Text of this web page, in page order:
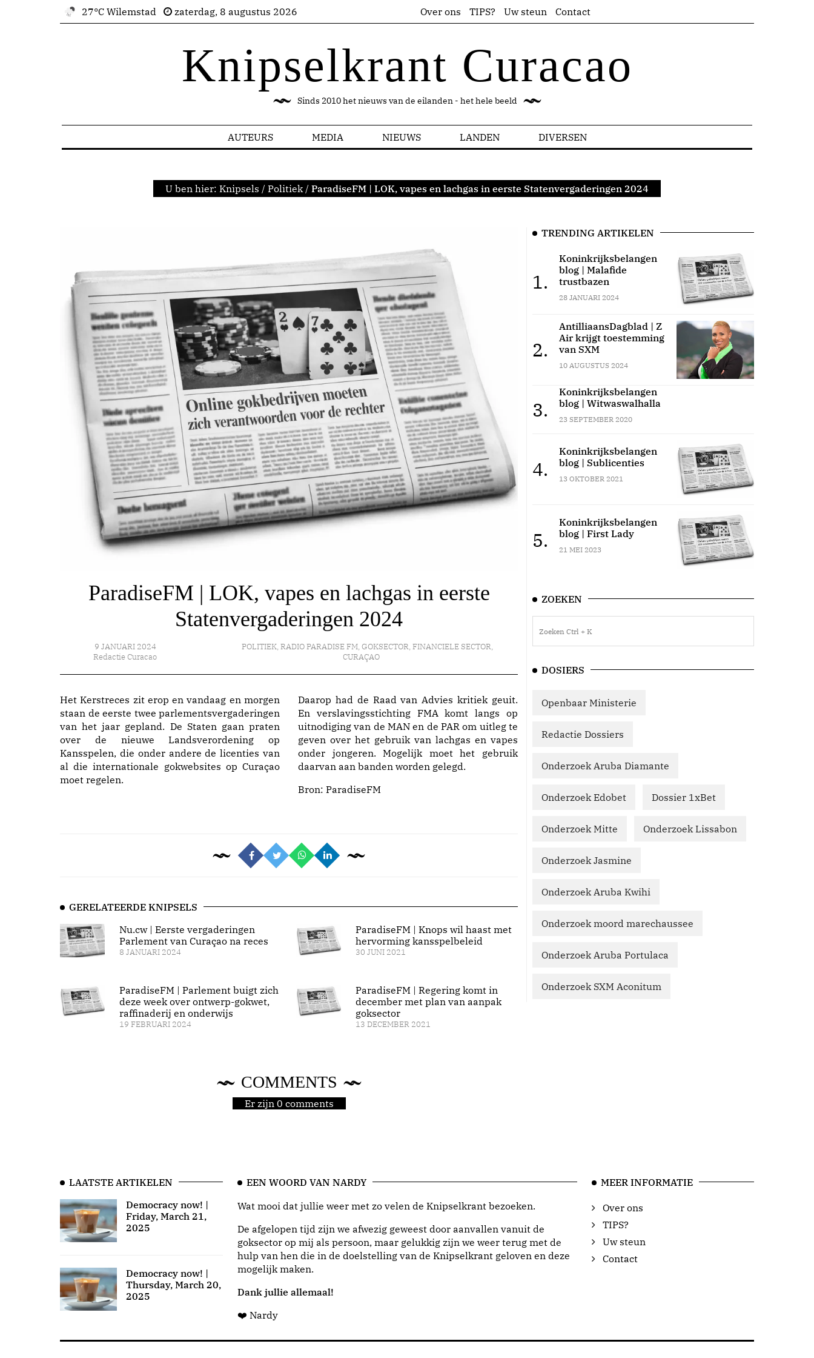
27°C Wilemstad zaterdag, 8 augustus 2026 Over ons TIPS? Uw steun Contact
Knipselkrant Curacao
Sinds 2010 het nieuws van de eilanden - het hele beeld
AUTEURS MEDIA NIEUWS LANDEN DIVERSEN
U ben hier: Knipsels / Politiek / ParadiseFM | LOK, vapes en lachgas in eerste Statenvergaderingen 2024
ParadiseFM | LOK, vapes en lachgas in eerste
Statenvergaderingen 2024
9 JANUARI 2024
Redactie Curacao
POLITIEK,RADIO PARADISE FM,GOKSECTOR,FINANCIELE SECTOR,
CURAÇAO
Het Kerstreces zit erop en vandaag en morgen
staan de eerste twee parlementsvergaderingen
van het jaar gepland. De Staten gaan praten
over de nieuwe Landsverordening op
Kansspelen, die onder andere de licenties van
al die internationale gokwebsites op Curaçao
moet regelen.
Daarop had de Raad van Advies kritiek geuit.
En verslavingsstichting FMA komt langs op
uitnodiging van de MAN en de PAR om uitleg te
geven over het gebruik van lachgas en vapes
onder jongeren. Mogelijk moet het gebruik
daarvan aan banden worden gelegd.
Bron: ParadiseFM
GERELATEERDE KNIPSELS
Nu.cw | Eerste vergaderingen
Parlement van Curaçao na reces
8 JANUARI 2024
ParadiseFM | Parlement buigt zich
deze week over ontwerp-gokwet,
raffinaderij en onderwijs
19 FEBRUARI 2024
ParadiseFM | Knops wil haast met
hervorming kansspelbeleid
30 JUNI 2021
ParadiseFM | Regering komt in
december met plan van aanpak
goksector
13 DECEMBER 2021
COMMENTS
Er zijn 0 comments
TRENDING ARTIKELEN
1.
Koninkrijksbelangen
blog | Malafide
trustbazen
28 JANUARI 2024
2.
AntilliaansDagblad | Z
Air krijgt toestemming
van SXM
10 AUGUSTUS 2024
3.
Koninkrijksbelangen
blog | Witwaswalhalla
23 SEPTEMBER 2020
4.
Koninkrijksbelangen
blog | Sublicenties
13 OKTOBER 2021
5.
Koninkrijksbelangen
blog | First Lady
21 MEI 2023
ZOEKEN
DOSIERS
Openbaar Ministerie
Redactie Dossiers
Onderzoek Aruba Diamante
Onderzoek Edobet Dossier 1xBet
Onderzoek Mitte Onderzoek Lissabon
Onderzoek Jasmine
Onderzoek Aruba Kwihi
Onderzoek moord marechaussee
Onderzoek Aruba Portulaca
Onderzoek SXM Aconitum
LAATSTE ARTIKELEN
Democracy now! |
Friday, March 21,
2025
Democracy now! |
Thursday, March 20,
2025
EEN WOORD VAN NARDY
Wat mooi dat jullie weer met zo velen de Knipselkrant bezoeken.
De afgelopen tijd zijn we afwezig geweest door aanvallen vanuit de
goksector op mij als persoon, maar gelukkig zijn we weer terug met de
hulp van hen die in de doelstelling van de Knipselkrant geloven en deze
mogelijk maken.
Dank jullie allemaal!
❤️ Nardy
MEER INFORMATIE
Over ons
TIPS?
Uw steun
Contact